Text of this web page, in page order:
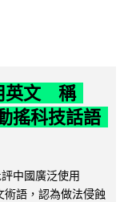
英文 稱
搖科技話語
中國廣泛使用
術語，認為做法侵蝕